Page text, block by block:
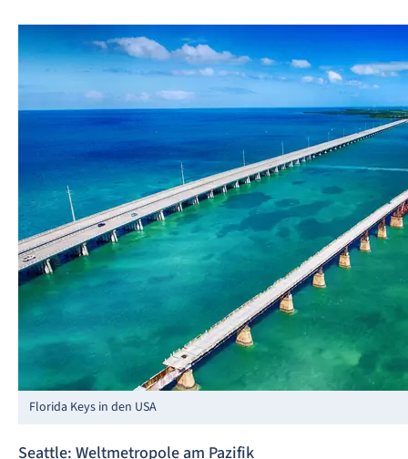
Florida Keys in den USA
Seattle: Weltmetropole am Pazifik